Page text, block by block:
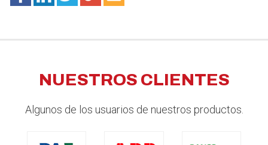
NUESTROS CLIENTES
Algunos de los usuarios de nuestros productos.